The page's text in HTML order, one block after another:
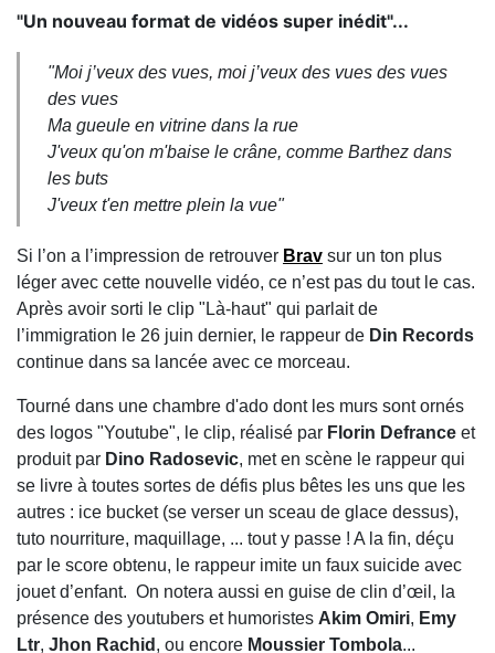
"Un nouveau format de vidéos super inédit"...
"Moi j’veux des vues, moi j’veux des vues des vues
des vues
Ma gueule en vitrine dans la rue
J'veux qu'on m'baise le crâne, comme Barthez dans
les buts
J'veux t'en mettre plein la vue"
Si l’on a l’impression de retrouver Brav sur un ton plus
léger avec cette nouvelle vidéo, ce n’est pas du tout le cas.
Après avoir sorti le clip "Là-haut" qui parlait de
l’immigration le 26 juin dernier, le rappeur de Din Records
continue dans sa lancée avec ce morceau.
Tourné dans une chambre d'ado dont les murs sont ornés
des logos "Youtube", le clip, réalisé par Florin Defrance et
produit par Dino Radosevic, met en scène le rappeur qui
se livre à toutes sortes de défis plus bêtes les uns que les
autres : ice bucket (se verser un sceau de glace dessus),
tuto nourriture, maquillage, ... tout y passe ! A la fin, déçu
par le score obtenu, le rappeur imite un faux suicide avec
jouet d’enfant. On notera aussi en guise de clin d’œil, la
présence des youtubers et humoristes Akim Omiri, Emy
Ltr, Jhon Rachid , ou encore Moussier Tombola...